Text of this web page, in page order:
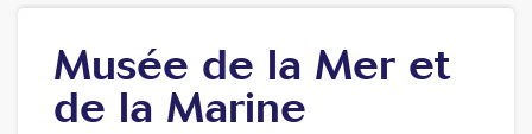
Musée de la Mer et
de la Marine